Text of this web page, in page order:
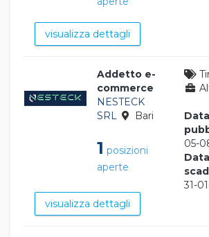
visualizza dettagli
Addetto e-
commerce
NESTECK
SRL
Bari
1 posizioni
aperte
Data
05-
Data
31-
visualizza dettagli